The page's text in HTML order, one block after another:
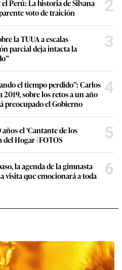
Perú: La historia de Silvana
voto de traición
2
la TUUA a escalas
parcial deja intacta la
3
el tiempo perdido”: Carlos
sobre los retos a un año
preocupado el Gobierno
4
el ‘Cantante de los
del Hogar | FOTOS
5
la agenda de la gimnasta
visita que emocionará a toda
6